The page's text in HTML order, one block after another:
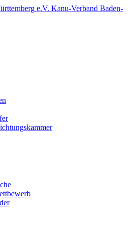
Kanu-Verband Baden-